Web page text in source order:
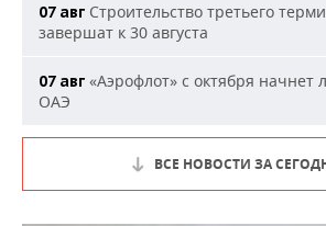
07 авг Строительство третьего
завершат к 30 августа
07 авг «Аэрофлот» с октября начнет
ОАЭ
ВСЕ НОВОСТИ ЗА